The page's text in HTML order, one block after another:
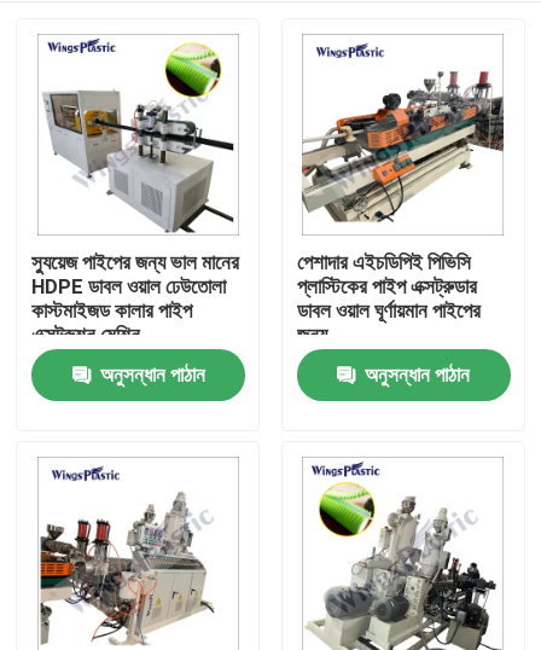
আমাদের সম্পর্কে
স্যুয়েজ পাইপের জন্য ভাল মানের
HDPE ডাবল ওয়াল ঢেউতোলা
কাস্টমাইজড কালার পাইপ
এক্সট্রুশন মেশিন
অনুসন্ধান পাঠান
পেশাদার এইচডিপিই পিভিসি
প্লাস্টিকের পাইপ এক্সট্রুডার
ডাবল ওয়াল ঘূর্ণায়মান পাইপের
জন্য
অনুসন্ধান পাঠান